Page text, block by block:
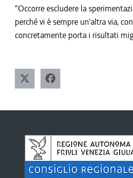
"Occorre escludere la
perché vi è sempre un'altra via,
concretamente porta i risultati